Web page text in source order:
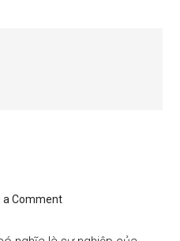
a Comment